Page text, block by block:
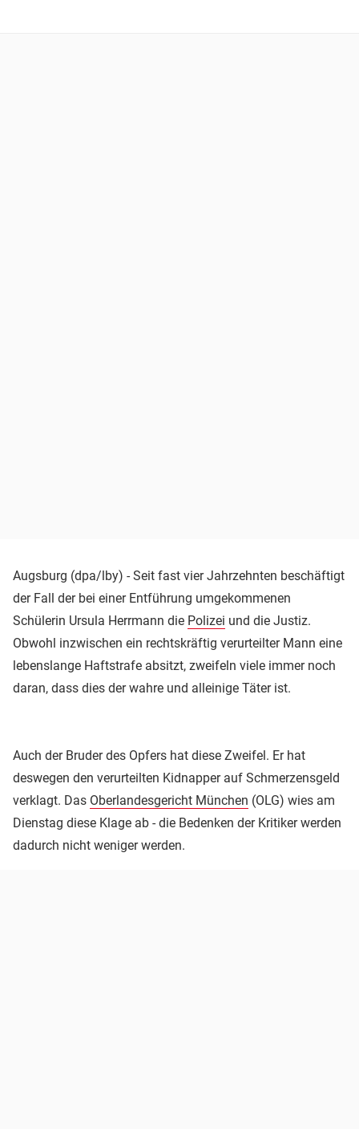
Augsburg (dpa/lby) - Seit fast vier Jahrzehnten beschäftigt
der Fall der bei einer Entführung umgekommenen
Schülerin Ursula Herrmann die Polizei und die Justiz.
Obwohl inzwischen ein rechtskräftig verurteilter Mann eine
lebenslange Haftstrafe absitzt, zweifeln viele immer noch
daran, dass dies der wahre und alleinige Täter ist.
Auch der Bruder des Opfers hat diese Zweifel. Er hat
deswegen den verurteilten Kidnapper auf Schmerzensgeld
verklagt. Das Oberlandesgericht München (OLG) wies am
Dienstag diese Klage ab - die Bedenken der Kritiker werden
dadurch nicht weniger werden.